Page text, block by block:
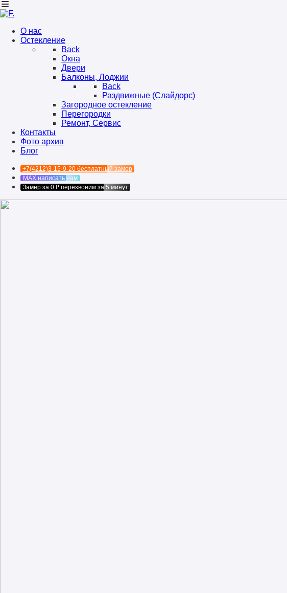
О нас
Остекление
Back
Окна
Двери
Балконы, Лоджии
Back
Раздвижные (Слайдорс)
Загородное остекление
Перегородки
Ремонт, Сервис
Контакты
Фото архив
Блог
+7(4212)3-15-9-20 бесплатный замер
MAX написать нам
Замер за 0 ₽ перезвоним за 5 минут